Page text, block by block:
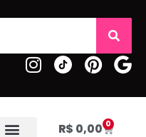
R$ 0,00 0